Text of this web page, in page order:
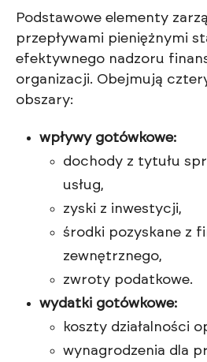
Podstawowe elementy
przepływami pieniężnymi
efektywnego nadzoru
organizacji. Obejmują
obszary:
wpływy gotówkowe:
dochody z tytułu
usług,
zyski z inwestycji,
środki pozyskane z
zewnętrznego,
zwroty podatkowe.
wydatki gotówkowe:
koszty działalności
wynagrodzenia dla